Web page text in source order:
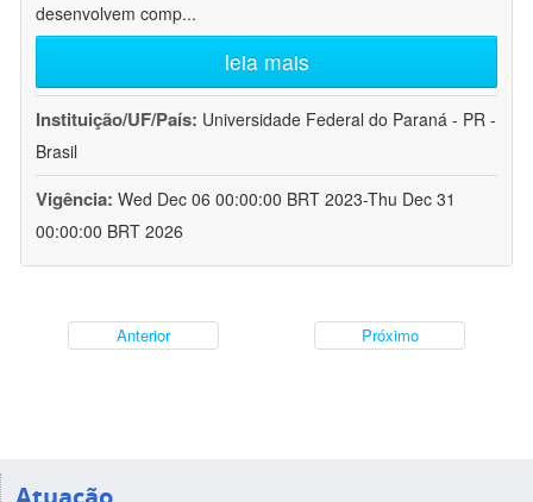
desenvolvem comp...
leia mais
Instituição/UF/País: Universidade Federal do Paraná - PR -
Brasil
Vigência: Wed Dec 06 00:00:00 BRT 2023-Thu Dec 31
00:00:00 BRT 2026
Anterior Próximo